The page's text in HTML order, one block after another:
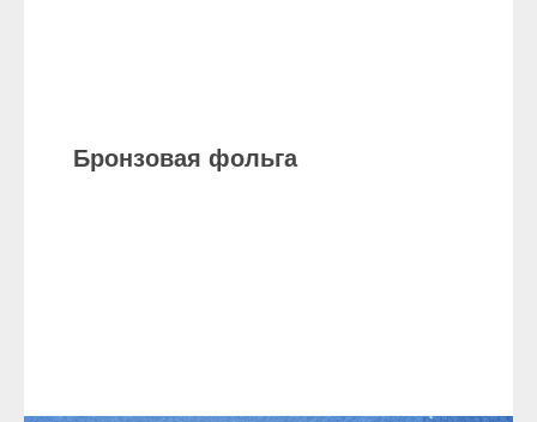
Бронзовая фольга